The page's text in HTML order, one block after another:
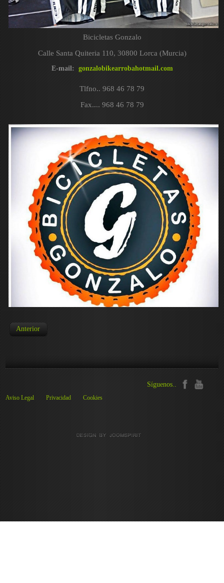
Bicicletas Gonzalo
Calle Santa Quiteria 110, 30800 Lorca (Murcia)
E-mail: gonzalobikearrobahotmail.com
Tlfno.. 968 46 78 79
Fax.... 968 46 78 79
Anterior
Síguenos..
Aviso Legal Privacidad Cookies